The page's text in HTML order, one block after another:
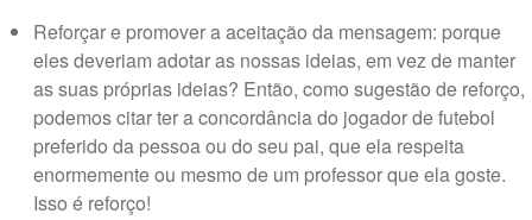
Reforçar e promover a aceitação da mensagem: porque
eles deveriam adotar as nossas ideias, em vez de manter
as suas próprias ideias? Então, como sugestão de reforço,
podemos citar ter a concordância do jogador de futebol
preferido da pessoa ou do seu pai, que ela respeita
enormemente ou mesmo de um professor que ela goste.
Isso é reforço!